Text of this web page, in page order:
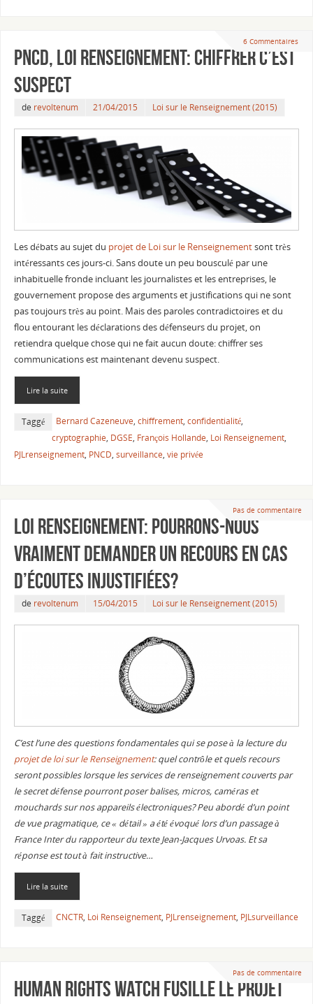
6 Commentaires
PNCD, Loi Renseignement: Chiffrer c’est
suspect
de revoltenum 21/04/2015 Loi sur le Renseignement (2015)
Les débats au sujet du projet de Loi sur le Renseignementsont très
intéressants ces jours-ci. Sans doute un peu bousculé par une
inhabituelle fronde incluant les journalistes et les entreprises, le
gouvernement propose des arguments et justifications qui ne sont
pas toujours très au point. Mais des paroles contradictoires et du
flou entourant les déclarations des défenseurs du projet, on
retiendra quelque chose qui ne fait aucun doute: chiffrer ses
communications est maintenant devenu suspect.
Lire la suite
Taggé Bernard Cazeneuve, chiffrement, confidentialité,
cryptographie, DGSE, François Hollande, Loi Renseignement,
PJLrenseignement, PNCD, surveillance, vie privée
Pas de commentaire
Loi renseignement: pourrons-nous
vraiment demander un recours en cas
d’écoutes injustifiées?
de revoltenum 15/04/2015 Loi sur le Renseignement (2015)
C’est l’une des questions fondamentales qui se pose à la lecture du
projet de loi sur le Renseignement: quel contrôle et quels recours
seront possibles lorsque les services de renseignement couverts par
le secret défense pourront poser balises, micros, caméras et
mouchards sur nos appareils électroniques? Peu abordé d’un point
de vue pragmatique, ce « détail » a été évoqué lors d’un passage à
France Inter du rapporteur du texte Jean-Jacques Urvoas. Et sa
réponse est tout à fait instructive…
Lire la suite
Taggé CNCTR, Loi Renseignement, PJLrenseignement, PJLsurveillance
Pas de commentaire
Human Rights Watch fusille le projet